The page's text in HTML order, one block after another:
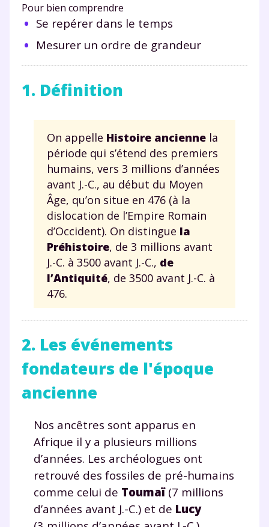
Pour bien comprendre
Se repérer dans le temps
Mesurer un ordre de grandeur
1. Définition
On appelle Histoire ancienne la
période qui s’étend des premiers
humains, vers 3 millions d’années
avant J.-C., au début du Moyen
Âge, qu’on situe en 476 (à la
dislocation de l’Empire Romain
d’Occident). On distingue la
Préhistoire, de 3 millions avant
J.-C. à 3500 avant J.-C., de
l’Antiquité, de 3500 avant J.-C. à
476.
2. Les événements
fondateurs de l'époque
ancienne
Nos ancêtres sont apparus en
Afrique il y a plusieurs millions
d’années. Les archéologues ont
retrouvé des fossiles de pré-humains
comme celui de Toumaï(7 millions
d’années avant J.-C.) et de Lucy